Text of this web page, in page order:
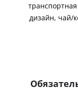
дизайн, чай/